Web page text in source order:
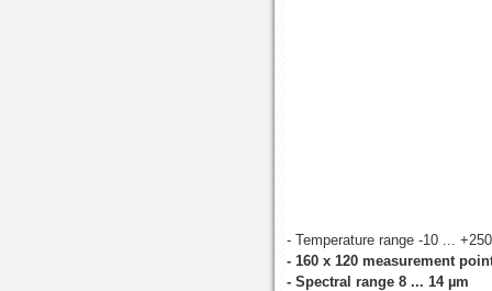
- Temperature range -10 ...
- 160 x 120 measurement
- Spectral range 8 ... 14 µm